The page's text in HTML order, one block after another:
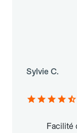
Sylvie C.
Facilité